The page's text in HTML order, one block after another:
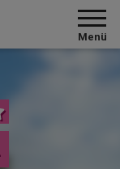
Menü